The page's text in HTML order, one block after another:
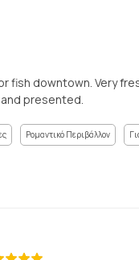
fish downtown. Very
presented.
Ρομαντικό Περιβάλλον